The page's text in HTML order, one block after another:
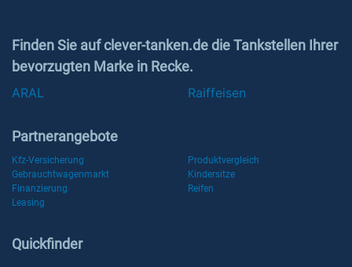
Finden Sie auf clever-tanken.de die Tankstellen Ihrer
bevorzugten Marke in Recke.
ARAL Raiffeisen
Partnerangebote
Kfz-Versicherung
Produktvergleich
Gebrauchtwagenmarkt
Kindersitze
Finanzierung
Reifen
Leasing
Quickfinder